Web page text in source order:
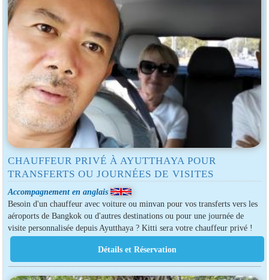
CHAUFFEUR PRIVÉ À AYUTTHAYA POUR
TRANSFERTS OU JOURNÉES DE VISITES
Accompagnement en anglais
Besoin d'un chauffeur avec voiture ou minvan pour vos transferts vers les
aéroports de Bangkok ou d'autres destinations ou pour une journée de
visite personnalisée depuis Ayutthaya ? Kitti sera votre chauffeur privé !